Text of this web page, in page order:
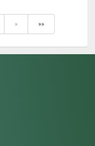
» »»